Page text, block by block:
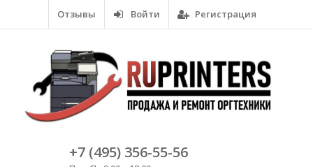
Отзывы Войти Регистрация
+7 (495) 356-55-56